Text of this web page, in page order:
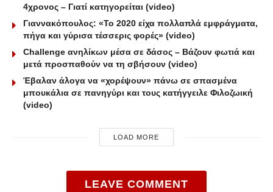
4χρονος – Γιατί κατηγορείται (video)
Γιαννακόπουλος: «Το 2020 είχα πολλαπλά εμφράγματα,
πήγα και γύρισα τέσσερις φορές» (video)
Challenge ανηλίκων μέσα σε δάσος – Βάζουν φωτιά και
μετά προσπαθούν να τη σβήσουν (video)
Έβαλαν άλογα να «χορέψουν» πάνω σε σπασμένα
μπουκάλια σε πανηγύρι και τους κατήγγειλε Φιλοζωική
(video)
LOAD MORE
LEAVE COMMENT